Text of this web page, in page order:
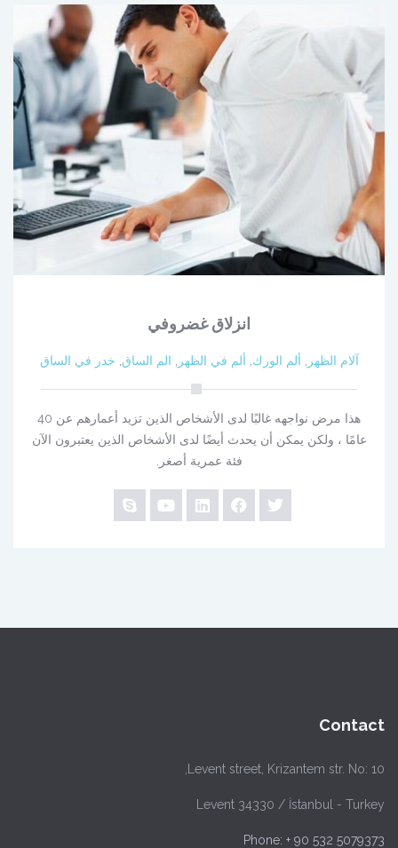
انزلاق غضروفي
آلام الظهر ألم الورك ألم في الظهر الم الساق خدر في الساق
هذا مرض نواجهه غالبًا لدى الأشخاص الذين تزيد أعمارهم عن 40
عامًا ، ولكن يمكن أن يحدث أيضًا لدى الأشخاص الذين يعتبرون الآن
فئة عمرية أصغر.
Contact
Levent street, Krizantem str. No: 10,
Levent 34330 / İstanbul - Turkey
Phone: + 90 532 5079373